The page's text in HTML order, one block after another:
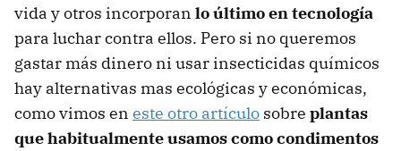
vida y otros incorporan lo último en tecnología
para luchar contra ellos. Pero si no queremos
gastar más dinero ni usar insecticidas químicos
hay alternativas mas ecológicas y económicas,
como vimos en este otro artículo sobre plantas
que habitualmente usamos como condimentos